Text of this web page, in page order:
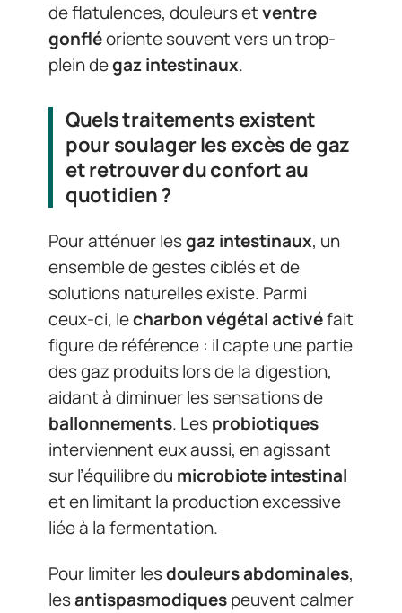
de flatulences, douleurs etventre
gonfléoriente souvent vers un trop-
plein degaz intestinaux.
Quels traitements existent
pour soulager les excès de gaz
et retrouver du confort au
quotidien ?
Pour atténuer lesgaz intestinaux, un
ensemble de gestes ciblés et de
solutions naturelles existe. Parmi
ceux-ci, lecharbon végétal activéfait
figure de référence : il capte une partie
des gaz produits lors de la digestion,
aidant à diminuer les sensations de
ballonnements. Lesprobiotiques
interviennent eux aussi, en agissant
sur l’équilibre du microbiote intestinal
et en limitant la production excessive
liée à la fermentation.
Pour limiter lesdouleurs abdominales,
lesantispasmodiquespeuvent calmer